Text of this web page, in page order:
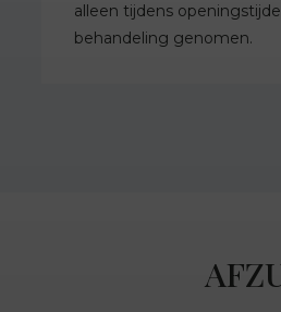
alleen tijdens
behandeling genomen.